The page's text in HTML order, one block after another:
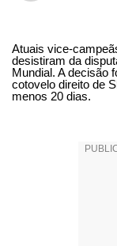
Atuais vice-
desistiram da
Mundial. A decisão
cotovelo direito de
menos 20 dias.